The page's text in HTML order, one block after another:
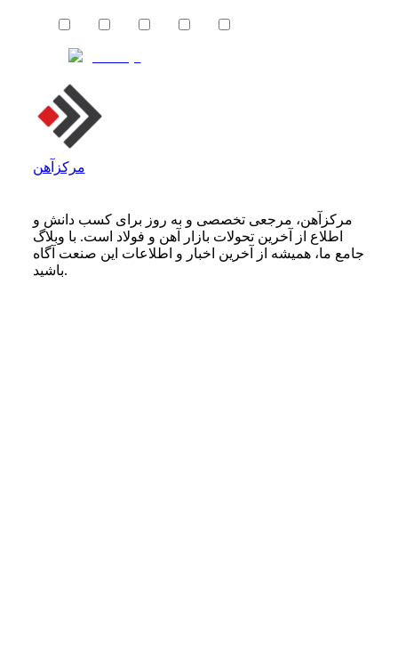
مرکزآهن
مرکزآهن، مرجعی تخصصی و به روز برای کسب دانش و
اطلاع از آخرین تحولات بازار آهن و فولاد است. با وبلاگ
جامع ما، همیشه از آخرین اخبار و اطلاعات این صنعت آگاه
باشید.